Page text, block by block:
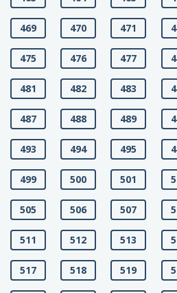
469 470 471
475 476 477
481 482 483
487 488 489
493 494 495
499 500 501
505 506 507
511 512 513
517 518 519